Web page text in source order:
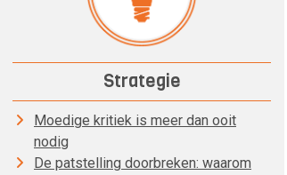
Strategie
Moedige kritiek is meer dan ooit
nodig
De patstelling doorbreken: waarom